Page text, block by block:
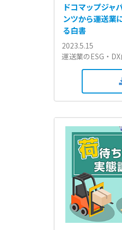
ドコマップジャ
ンツから運送業
る白書
2023.5.15
運送業のESG・